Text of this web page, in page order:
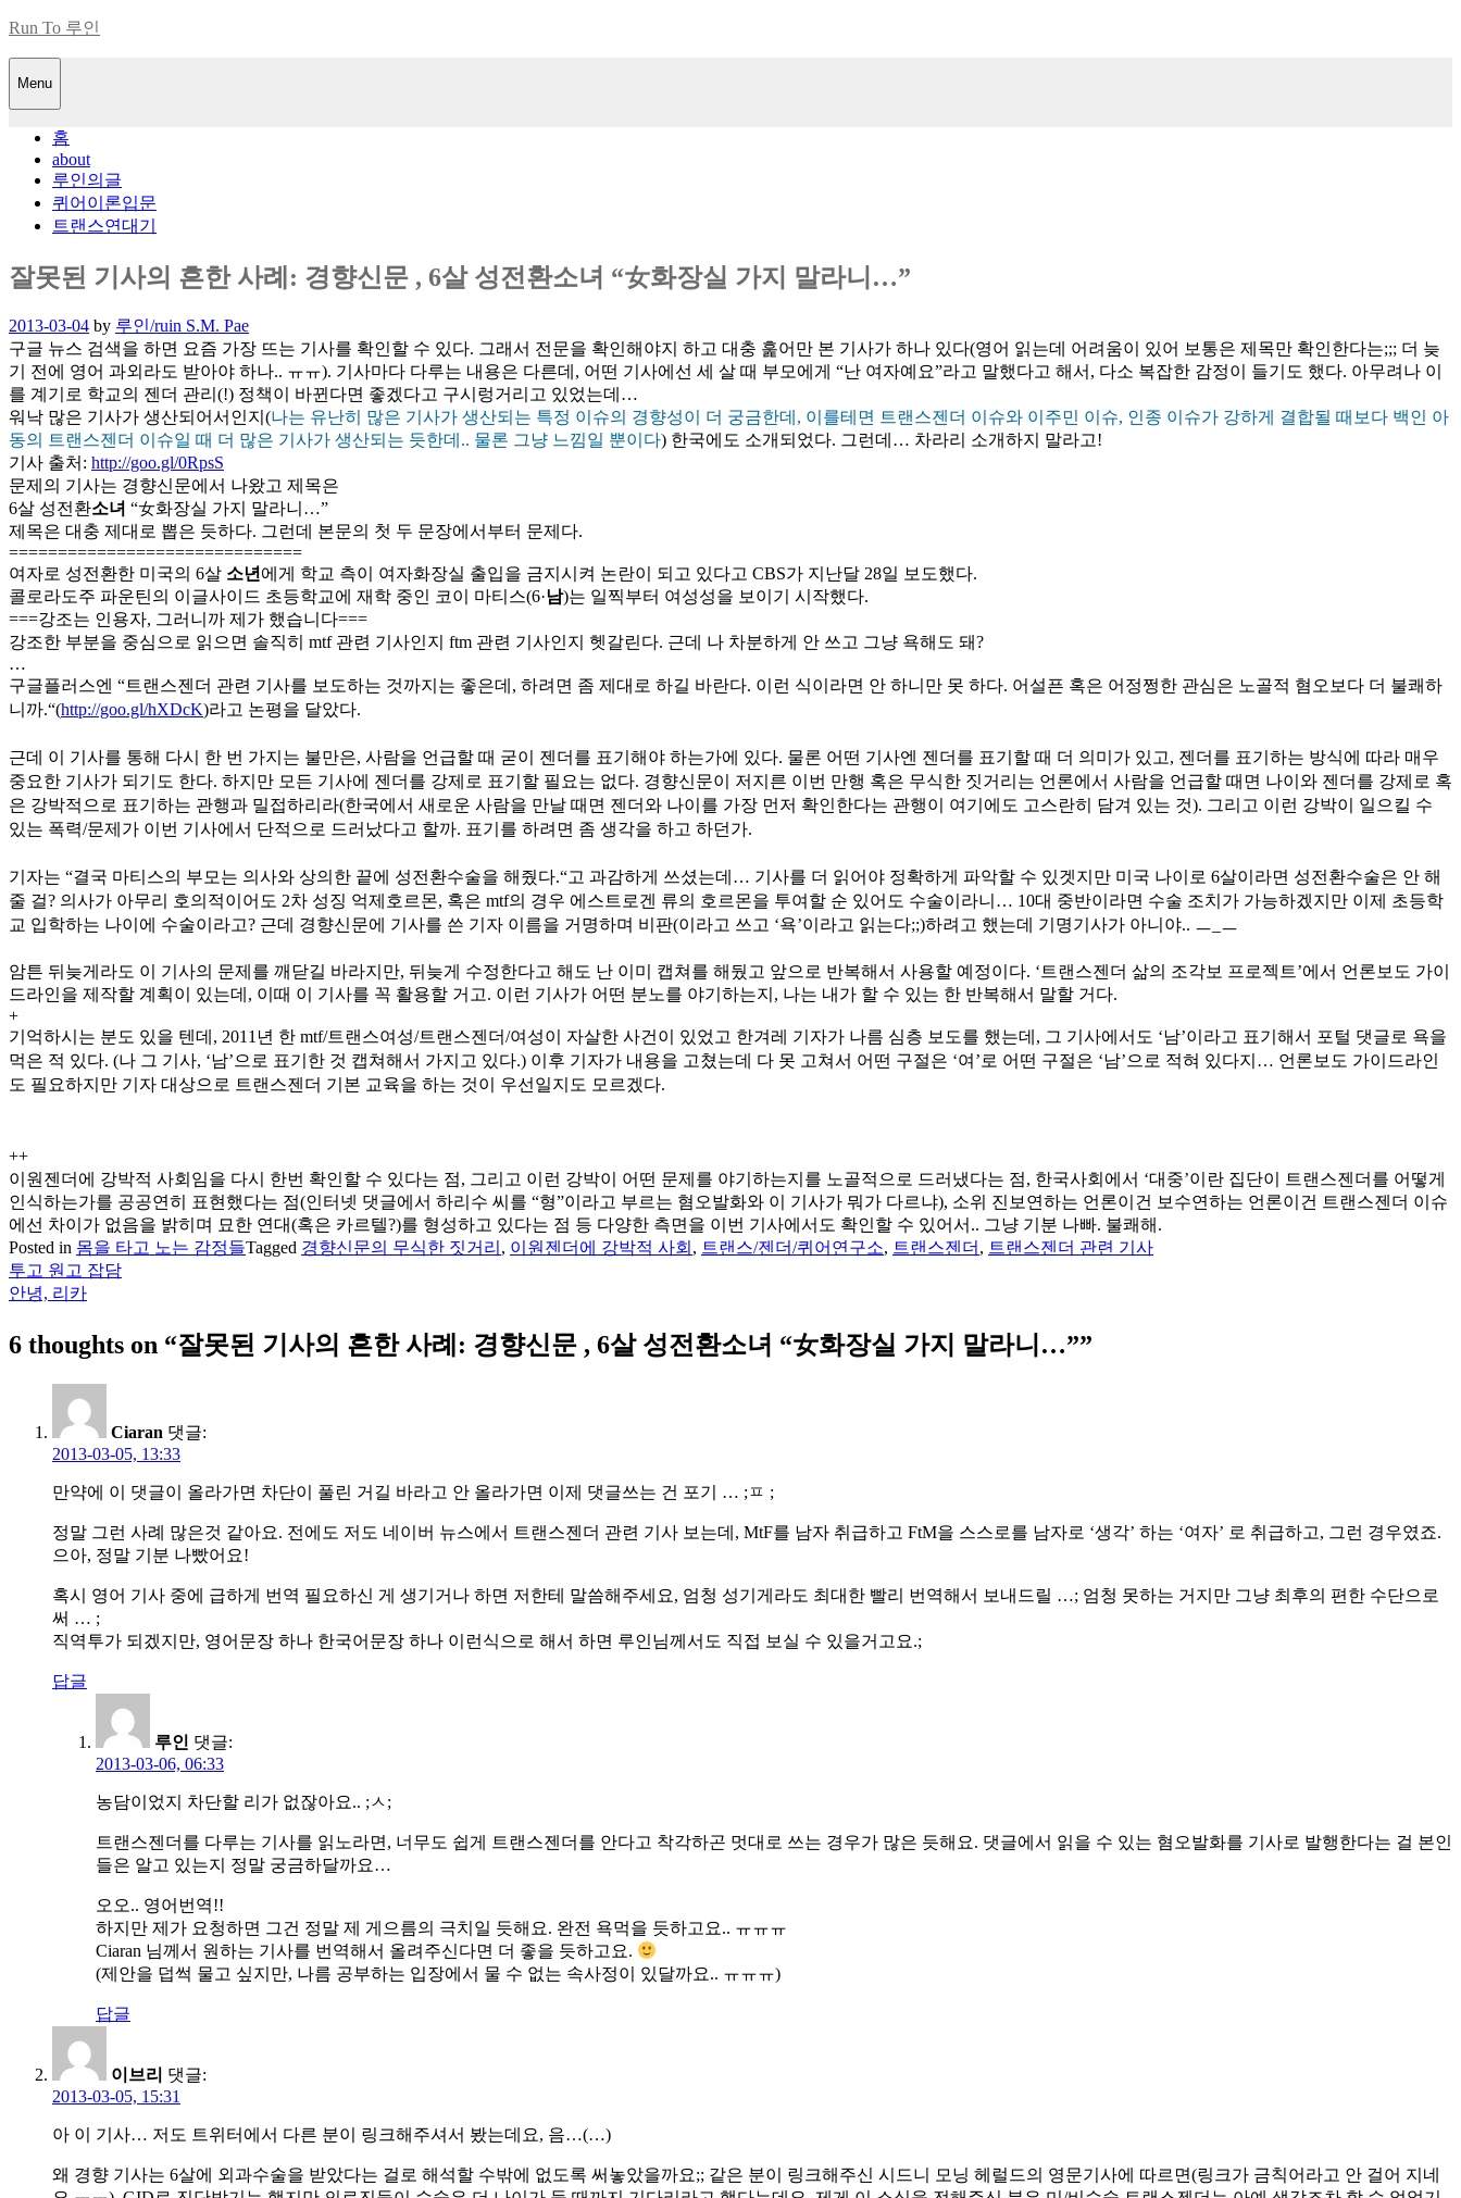
Skip
content
Run To 루인
Menu
홈
about
루인의글
퀴어이론입문
트랜스연대기
잘못된 기사의 흔한 사례: 경향신문 , 6살 성전환소녀 “女화장실 가지 말라니…”
Posted
on
2013-03-04 by 루인/ruin S.M. Pae
구글 뉴스 검색을 하면 요즘 가장 뜨는 기사를 확인할 수 있다. 그래서 전문을 확인해야지 하고 대충 훑어만 본 기사가 하나 있다(영어 읽는데 어려움이 있어 보통은 제목만 확인한다는;;; 더 늦
기 전에 영어 과외라도 받아야 하나.. ㅠㅠ). 기사마다 다루는 내용은 다른데, 어떤 기사에선 세 살 때 부모에게 “난 여자예요”라고 말했다고 해서, 다소 복잡한 감정이 들기도 했다. 아무려나 이
를 계기로 학교의 젠더 관리(!) 정책이 바뀐다면 좋겠다고 구시렁거리고 있었는데…
워낙 많은 기사가 생산되어서인지(나는 유난히 많은 기사가 생산되는 특정 이슈의 경향성이 더 궁금한데, 이를테면 트랜스젠더 이슈와 이주민 이슈, 인종 이슈가 강하게 결합될 때보다 백인 아
동의 트랜스젠더 이슈일 때 더 많은 기사가 생산되는 듯한데.. 물론 그냥 느낌일 뿐이다) 한국에도 소개되었다. 그런데… 차라리 소개하지 말라고!
기사 출처: http://goo.gl/0RpsS
문제의 기사는 경향신문에서 나왔고 제목은
6살 성전환소녀 “女화장실 가지 말라니…”
제목은 대충 제대로 뽑은 듯하다. 그런데 본문의 첫 두 문장에서부터 문제다.
==============================
여자로 성전환한 미국의 6살 소년에게 학교 측이 여자화장실 출입을 금지시켜 논란이 되고 있다고 CBS가 지난달 28일 보도했다.
콜로라도주 파운틴의 이글사이드 초등학교에 재학 중인 코이 마티스(6·남)는 일찍부터 여성성을 보이기 시작했다.
===강조는 인용자, 그러니까 제가 했습니다===
강조한 부분을 중심으로 읽으면 솔직히 mtf 관련 기사인지 ftm 관련 기사인지 헷갈린다. 근데 나 차분하게 안 쓰고 그냥 욕해도 돼?
…
구글플러스엔 “트랜스젠더 관련 기사를 보도하는 것까지는 좋은데, 하려면 좀 제대로 하길 바란다. 이런 식이라면 안 하니만 못 하다. 어설픈 혹은 어정쩡한 관심은 노골적 혐오보다 더 불쾌하
니까.“(http://goo.gl/hXDcK)라고 논평을 달았다.
근데 이 기사를 통해 다시 한 번 가지는 불만은, 사람을 언급할 때 굳이 젠더를 표기해야 하는가에 있다. 물론 어떤 기사엔 젠더를 표기할 때 더 의미가 있고, 젠더를 표기하는 방식에 따라 매우
중요한 기사가 되기도 한다. 하지만 모든 기사에 젠더를 강제로 표기할 필요는 없다. 경향신문이 저지른 이번 만행 혹은 무식한 짓거리는 언론에서 사람을 언급할 때면 나이와 젠더를 강제로 혹
은 강박적으로 표기하는 관행과 밀접하리라(한국에서 새로운 사람을 만날 때면 젠더와 나이를 가장 먼저 확인한다는 관행이 여기에도 고스란히 담겨 있는 것). 그리고 이런 강박이 일으킬 수
있는 폭력/문제가 이번 기사에서 단적으로 드러났다고 할까. 표기를 하려면 좀 생각을 하고 하던가.
기자는 “결국 마티스의 부모는 의사와 상의한 끝에 성전환수술을 해줬다.“고 과감하게 쓰셨는데… 기사를 더 읽어야 정확하게 파악할 수 있겟지만 미국 나이로 6살이라면 성전환수술은 안 해
줄 걸? 의사가 아무리 호의적이어도 2차 성징 억제호르몬, 혹은 mtf의 경우 에스트로겐 류의 호르몬을 투여할 순 있어도 수술이라니… 10대 중반이라면 수술 조치가 가능하겠지만 이제 초등학
교 입학하는 나이에 수술이라고? 근데 경향신문에 기사를 쓴 기자 이름을 거명하며 비판(이라고 쓰고 ‘욕’이라고 읽는다;;)하려고 했는데 기명기사가 아니야.. ㅡ_ㅡ
암튼 뒤늦게라도 이 기사의 문제를 깨닫길 바라지만, 뒤늦게 수정한다고 해도 난 이미 캡쳐를 해뒀고 앞으로 반복해서 사용할 예정이다. ‘트랜스젠더 삶의 조각보 프로젝트’에서 언론보도 가이
드라인을 제작할 계획이 있는데, 이때 이 기사를 꼭 활용할 거고. 이런 기사가 어떤 분노를 야기하는지, 나는 내가 할 수 있는 한 반복해서 말할 거다.
+
기억하시는 분도 있을 텐데, 2011년 한 mtf/트랜스여성/트랜스젠더/여성이 자살한 사건이 있었고 한겨레 기자가 나름 심층 보도를 했는데, 그 기사에서도 ‘남’이라고 표기해서 포털 댓글로 욕을
먹은 적 있다. (나 그 기사, ‘남’으로 표기한 것 캡쳐해서 가지고 있다.) 이후 기자가 내용을 고쳤는데 다 못 고쳐서 어떤 구절은 ‘여’로 어떤 구절은 ‘남’으로 적혀 있다지… 언론보도 가이드라인
도 필요하지만 기자 대상으로 트랜스젠더 기본 교육을 하는 것이 우선일지도 모르겠다.
++
이원젠더에 강박적 사회임을 다시 한번 확인할 수 있다는 점, 그리고 이런 강박이 어떤 문제를 야기하는지를 노골적으로 드러냈다는 점, 한국사회에서 ‘대중’이란 집단이 트랜스젠더를 어떻게
인식하는가를 공공연히 표현했다는 점(인터넷 댓글에서 하리수 씨를 “형”이라고 부르는 혐오발화와 이 기사가 뭐가 다르냐), 소위 진보연하는 언론이건 보수연하는 언론이건 트랜스젠더 이슈
에선 차이가 없음을 밝히며 묘한 연대(혹은 카르텔?)를 형성하고 있다는 점 등 다양한 측면을 이번 기사에서도 확인할 수 있어서.. 그냥 기분 나빠. 불쾌해.
Posted in 몸을 타고 노는 감정들Tagged 경향신문의 무식한 짓거리 , 이원젠더에 강박적 사회 , 트랜스/젠더/퀴어연구소, 트랜스젠더 , 트랜스젠더 관련 기사
글
탐
색
투고 원고 잡담
안녕, 리카
6 thoughts on “잘못된 기사의 흔한 사례: 경향신문 , 6살 성전환소녀 “女화장실 가지 말라니…””
Ciaran 댓글:
2013-03-05, 13:33
만약에 이 댓글이 올라가면 차단이 풀린 거길 바라고 안 올라가면 이제 댓글쓰는 건 포기 … ;ㅍ ;
정말 그런 사례 많은것 같아요. 전에도 저도 네이버 뉴스에서 트랜스젠더 관련 기사 보는데, MtF를 남자 취급하고 FtM을 스스로를 남자로 ‘생각’ 하는 ‘여자’ 로 취급하고, 그런 경우였죠.
으아, 정말 기분 나빴어요!
혹시 영어 기사 중에 급하게 번역 필요하신 게 생기거나 하면 저한테 말씀해주세요, 엄청 성기게라도 최대한 빨리 번역해서 보내드릴 …; 엄청 못하는 거지만 그냥 최후의 편한 수단으로
써 … ;
직역투가 되겠지만, 영어문장 하나 한국어문장 하나 이런식으로 해서 하면 루인님께서도 직접 보실 수 있을거고요.;
답글
루인 댓글:
2013-03-06, 06:33
농담이었지 차단할 리가 없잖아요.. ;ㅅ;
트랜스젠더를 다루는 기사를 읽노라면, 너무도 쉽게 트랜스젠더를 안다고 착각하곤 멋대로 쓰는 경우가 많은 듯해요. 댓글에서 읽을 수 있는 혐오발화를 기사로 발행한다는 걸 본인
들은 알고 있는지 정말 궁금하달까요…
오오.. 영어번역!!
하지만 제가 요청하면 그건 정말 제 게으름의 극치일 듯해요. 완전 욕먹을 듯하고요.. ㅠㅠㅠ
Ciaran 님께서 원하는 기사를 번역해서 올려주신다면 더 좋을 듯하고요.
(제안을 덥썩 물고 싶지만, 나름 공부하는 입장에서 물 수 없는 속사정이 있달까요.. ㅠㅠㅠ)
답글
이브리 댓글:
2013-03-05, 15:31
아 이 기사… 저도 트위터에서 다른 분이 링크해주셔서 봤는데요, 음…(…)
왜 경향 기사는 6살에 외과수술을 받았다는 걸로 해석할 수밖에 없도록 써놓았을까요;; 같은 분이 링크해주신 시드니 모닝 헤럴드의 영문기사에 따르면(링크가 금칙어라고 안 걸어 지네